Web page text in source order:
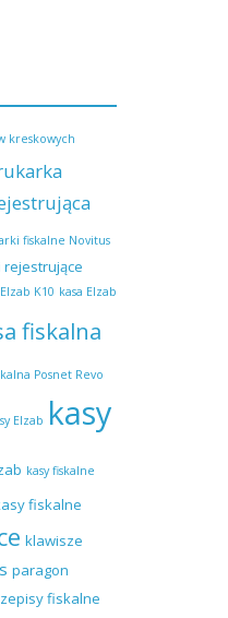
kreskowych
fiskalne Novitus
Elzab K10 kasa Elzab
fiskalna
Posnet Revo
Elzab kasy
kasy fiskalne
fiskalne
klawisze
paragon
fiskalne